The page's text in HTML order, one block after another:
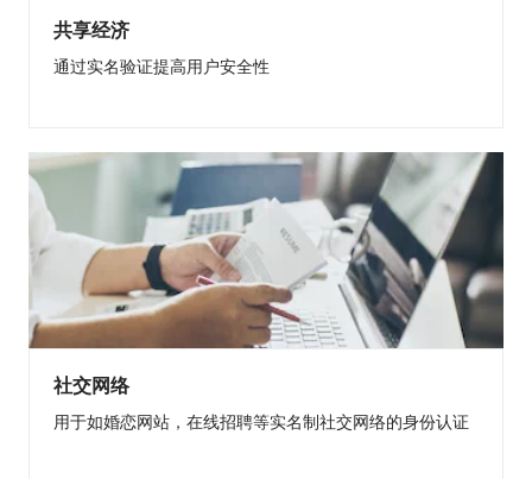
共享经济
通过实名验证提高用户安全性
社交网络
用于如婚恋网站，在线招聘等实名制社交网络的身份认证